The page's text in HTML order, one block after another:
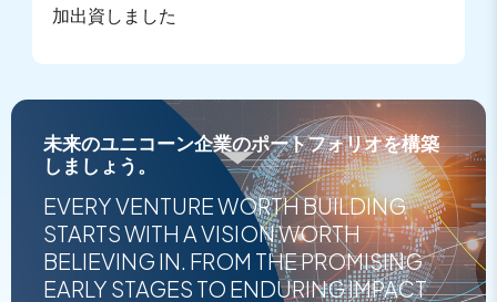
加出資しました
未来のユニコーン企業のポートフォリオを構築
しましょう。
EVERY VENTURE WORTH BUILDING
STARTS WITH A VISION WORTH
BELIEVING IN. FROM THE PROMISING
EARLY STAGES TO ENDURING IMPACT